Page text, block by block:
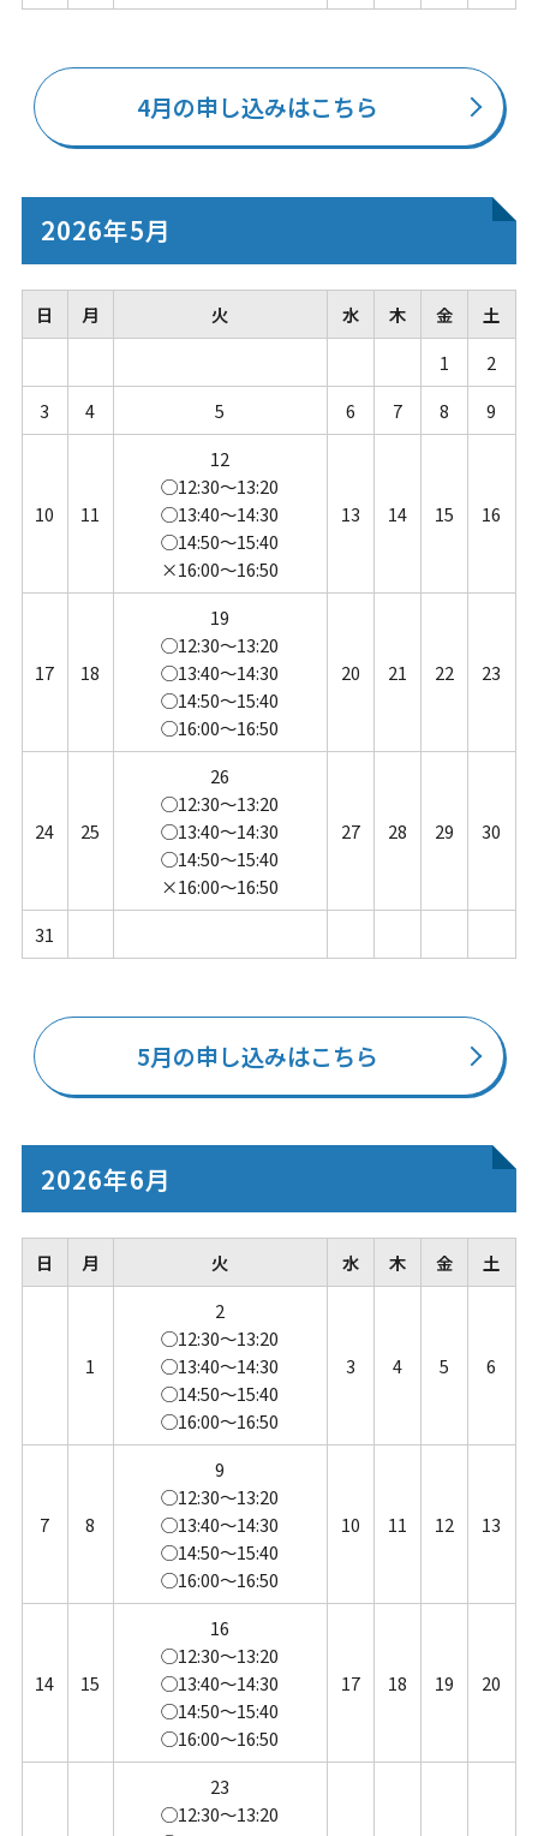
4月の申し込みはこちら
2026年5月
日 月 火 水 木 金
土
1
2
3
4 5 6 7 8 9
10 11
12
◯12:30～13:20
◯13:40～14:30
◯14:50～15:40
×16:00～16:50
13 14 15 16
17 18
19
◯12:30～13:20
◯13:40～14:30
◯14:50～15:40
◯16:00～16:50
20 21 22 23
24 25
26
◯12:30～13:20
◯13:40～14:30
◯14:50～15:40
×16:00～16:50
27 28 29 30
31
5月の申し込みはこちら
2026年6月
日 月 火 水 木 金 土
1
2
◯12:30～13:20
◯13:40～14:30
◯14:50～15:40
◯16:00～16:50
3 4 5 6
7 8
9
◯12:30～13:20
◯13:40～14:30
◯14:50～15:40
◯16:00～16:50
10 11 12 13
14 15
16
◯12:30～13:20
◯13:40～14:30
◯14:50～15:40
◯16:00～16:50
17 18 19 20
23
◯12:30～13:20